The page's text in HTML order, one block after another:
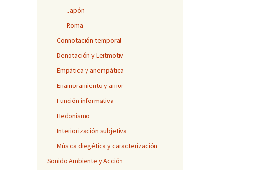
Japón
Roma
Connotación temporal
Denotación y Leitmotiv
Empática y anempática
Enamoramiento y amor
Función informativa
Hedonismo
Interiorización subjetiva
Música diegética y caracterización
Sonido Ambiente y Acción